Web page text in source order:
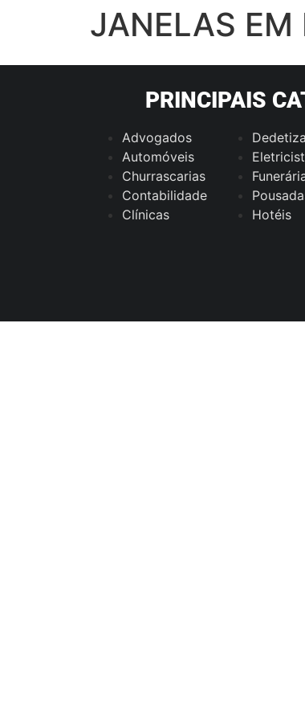
JANELAS EM
PRINCIPAIS
Advogados
Automóveis
Churrascarias
Contabilidade
Clínicas
Hotéis